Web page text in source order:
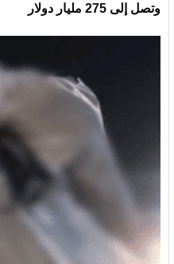
وتصل إلى 275 مليار دولار